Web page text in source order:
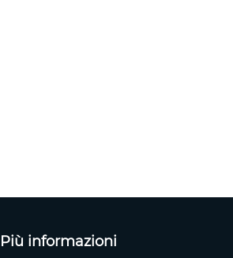
Più informazioni